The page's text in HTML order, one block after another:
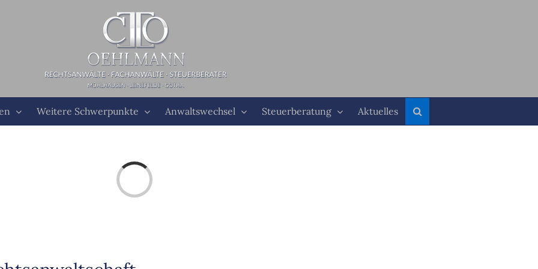
Weitere Schwerpunkte Anwaltswechsel Steuerberatung Aktuelles
Laden...